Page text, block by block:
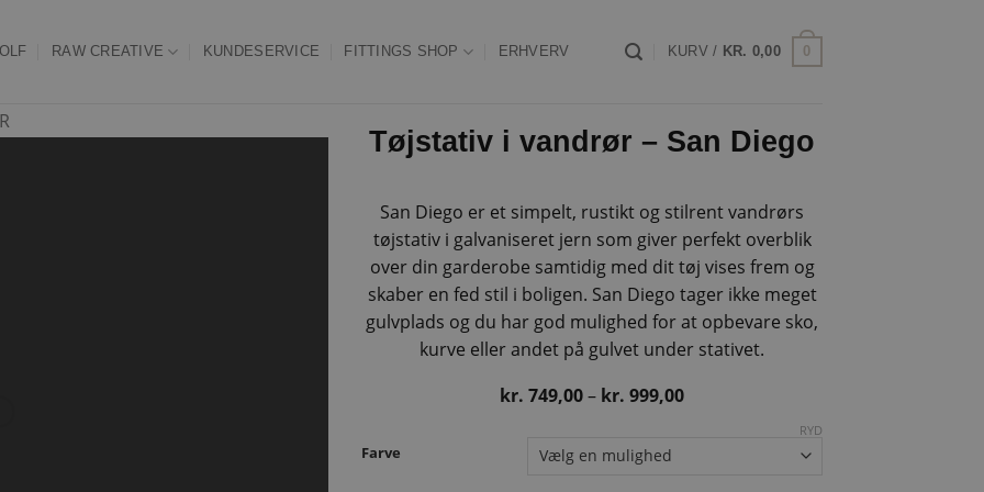
RAW CREATIVE KUNDESERVICE FITTINGS SHOP ERHVERV KURV / KR. 0,00 0
Tøjstativ i vandrør – San Diego
San Diego er et simpelt, rustikt og stilrent vandrørs
tøjstativ i galvaniseret jern som giver perfekt overblik
over din garderobe samtidig med dit tøj vises frem og
skaber en fed stil i boligen. San Diego tager ikke meget
gulvplads og du har god mulighed for at opbevare sko,
kurve eller andet på gulvet under stativet.
kr. 749,00– kr. 999,00Prisinterval:
Farve
RYD